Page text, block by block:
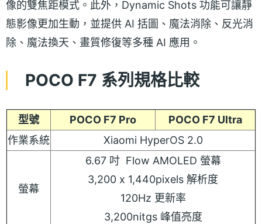
像的雙焦距模式。此外，Dynamic Shots 功能可讓靜
態影像更加生動，並提供 AI 括圖、魔法消除、反光消
除、魔法換天、畫質修復等多種 AI 應用。
POCO F7 系列規格比較
型號 POCO F7 Pro
POCO F7 Ultra
作業系統
Xiaomi HyperOS 2.0
螢幕
6.67 吋 Flow AMOLED 螢幕
3,200 x 1,440pixels 解析度
120Hz 更新率
3,200nitgs 峰值亮度